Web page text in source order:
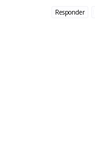
Responder